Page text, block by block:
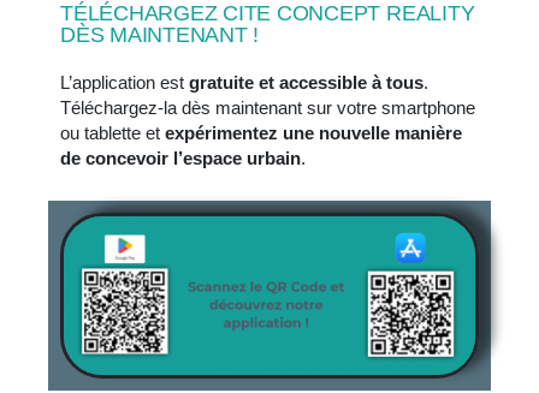
TÉLÉCHARGEZ CITE CONCEPT REALITY
DÈS MAINTENANT !
L’application est gratuite et accessible à tous.
Téléchargez-la dès maintenant sur votre smartphone
ou tablette et expérimentez une nouvelle manière
de concevoir l’espace urbain.